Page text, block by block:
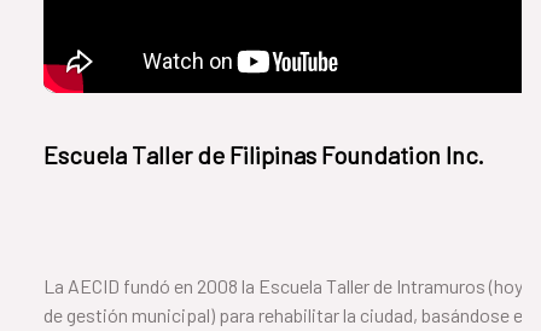
Escuela Taller de Filipinas Foundation Inc.
La AECID fundó en 2008 la Escuela Taller de Intramuros (hoy
de gestión municipal) para rehabilitar la ciudad, basándose en